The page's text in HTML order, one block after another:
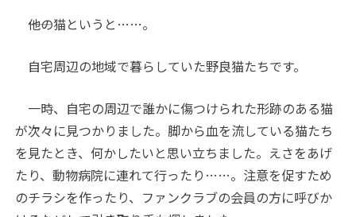
――他の猫というと……。
自宅周辺の地域で暮らしていた野良猫たちです。
一時、自宅の周辺で誰かに傷つけられた形跡のある猫
が次々に見つかりました。脚から血を流している猫たち
を見たとき、何かしたいと思い立ちました。えさをあげ
たり、動物病院に連れて行ったり……。注意を促すため
のチラシを作ったり、ファンクラブの会員の方に呼びか